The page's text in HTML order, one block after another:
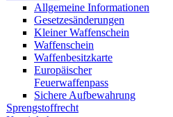
Allgemeine Informationen
Gesetzesänderungen
Kleiner Waffenschein
Waffenschein
Waffenbesitzkarte
Europäischer
Feuerwaffenpass
Sichere Aufbewahrung
Sprengstoffrecht